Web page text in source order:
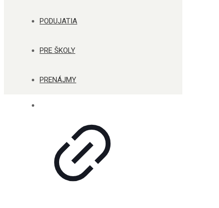
PODUJATIA
PRE ŠKOLY
PRENÁJMY